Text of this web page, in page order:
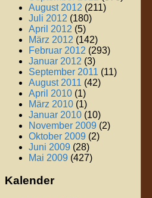
August 2012 (211)
Juli 2012 (180)
April 2012 (5)
März 2012 (142)
Februar 2012 (293)
Januar 2012 (3)
September 2011 (11)
August 2011 (42)
April 2010 (1)
März 2010 (1)
Januar 2010 (10)
November 2009 (2)
Oktober 2009 (2)
Juni 2009 (28)
Mai 2009 (427)
Kalender